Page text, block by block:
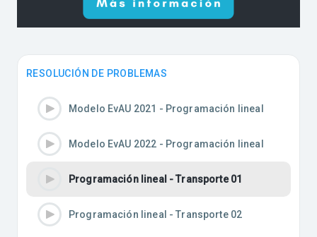
RESOLUCIÓN DE PROBLEMAS
Modelo EvAU 2021 - Programación lineal
Modelo EvAU 2022 - Programación lineal
Programación lineal - Transporte 01
Programación lineal - Transporte 02